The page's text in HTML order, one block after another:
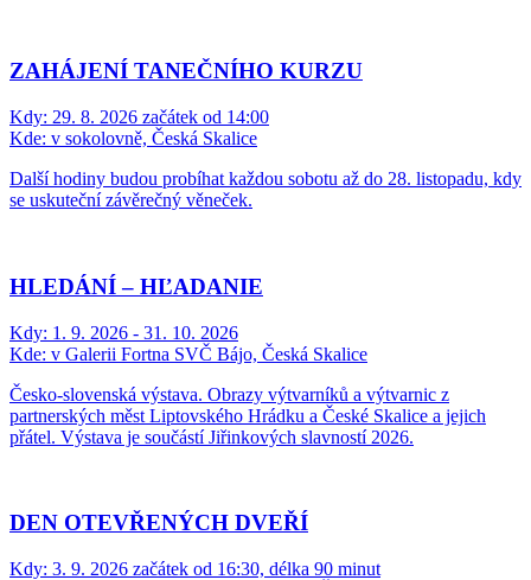
ZAHÁJENÍ TANEČNÍHO KURZU
Kdy: 29. 8. 2026 začátek od 14:00
Kde: v sokolovně, Česká Skalice
Další hodiny budou probíhat každou sobotu až do 28. listopadu, kdy
se uskuteční závěrečný věneček.
HLEDÁNÍ – HĽADANIE
Kdy: 1. 9. 2026 - 31. 10. 2026
Kde: v Galerii Fortna SVČ Bájo, Česká Skalice
Česko-slovenská výstava. Obrazy výtvarníků a výtvarnic z
partnerských měst Liptovského Hrádku a České Skalice a jejich
přátel. Výstava je součástí Jiřinkových slavností 2026.
DEN OTEVŘENÝCH DVEŘÍ
Kdy: 3. 9. 2026 začátek od 16:30, délka 90 minut